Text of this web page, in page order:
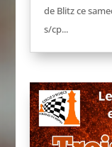
de Blitz ce
s/cp...